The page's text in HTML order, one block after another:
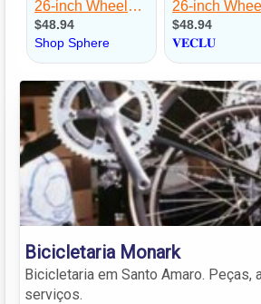
Bicicletaria Monark
Bicicletaria em Santo Amaro. Peças,
serviços.